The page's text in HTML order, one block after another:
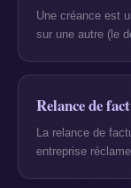
Une créance est
sur une autre (le
Relance de
La relance de
entreprise